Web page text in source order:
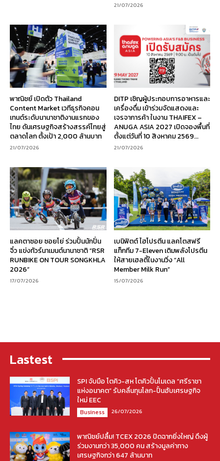
21/07/2026
พาณิชย์ เปิดตัว Thailand
Content Market เวทีธุรกิจคอน
เทนต์ระดับนานาชาติงานแรกของ
ไทย ดันเศรษฐกิจสร้างสรรค์ไทยสู่
ตลาดโลก ตั้งเป้า 2,000 ล้านบาท
21/07/2026
DITP เชิญผู้ประกอบการอาหารและ
เครื่องดื่ม เข้าร่วมจัดแสดงและ
เจรจาการค้า ในงาน THAIFEX –
ANUGA ASIA 2027 เปิดจองพื้นที่
ตั้งแต่วันที่ 10 สิงหาคม 2569...
21/07/2026
แลคตาซอย ซอยโย่ ร่วมปั้นนักปั่น
จิ๋ว แข่งทัวร์นาเมนต์นานาชาติ “RSR
RUNBIKE ON TOUR SONGKHLA
2026”
17/07/2026
เบนิฟิตต์ ไฮโปรตีน แลคโตสฟรี
แท็กทีม 7-Eleven เติมพลังโปรตีน
ให้สายเฮลตี้ในงานวิ่ง “All
Member Milk Run”
15/07/2026
Lastest
SPI จับมือ โตคิว-สห โตคิวปั้นโมเดล “ศรีราชา
แห่งอนาคต” รับคลื่นทุนโลก-ปั้นฮับเศรษฐกิจ
ใหม่ EEC
Business 26/07/2026
พาณิชย์ปลื้ม! TCEX 2026 ปิดฉากยิ่งใหญ่ ดึงผู้
ร่วมงานกว่า 35,000 คน สร้างมูลค่าทาง
เศรษฐกิจกว่า 647 ล้านบาท